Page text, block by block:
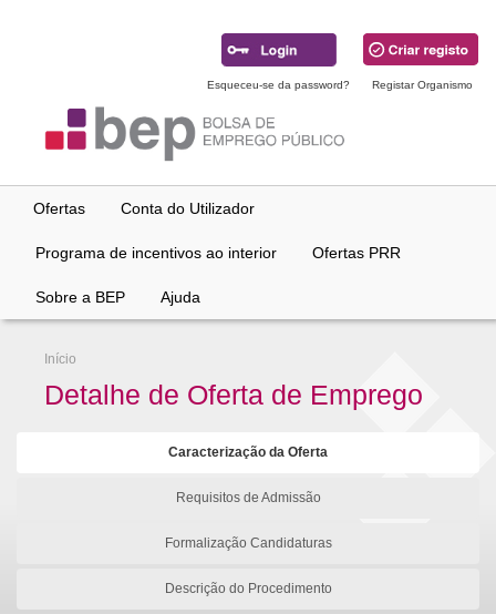
Esqueceu-se da password? Registar Organismo
Ofertas Conta do Utilizador
Programa de incentivos ao interior Ofertas PRR
Sobre a BEP Ajuda
Início
Detalhe de Oferta de Emprego
Caracterização da Oferta
Requisitos de Admissão
Formalização Candidaturas
Descrição do Procedimento